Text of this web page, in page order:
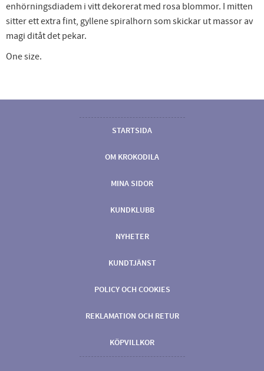
enhörningsdiadem i vitt dekorerat med rosa blommor. I mitten
sitter ett extra fint, gyllene spiralhorn som skickar ut massor av
magi ditåt det pekar.
One size.
STARTSIDA
OM KROKODILA
MINA SIDOR
KUNDKLUBB
NYHETER
KUNDTJÄNST
POLICY OCH COOKIES
REKLAMATION OCH RETUR
KÖPVILLKOR